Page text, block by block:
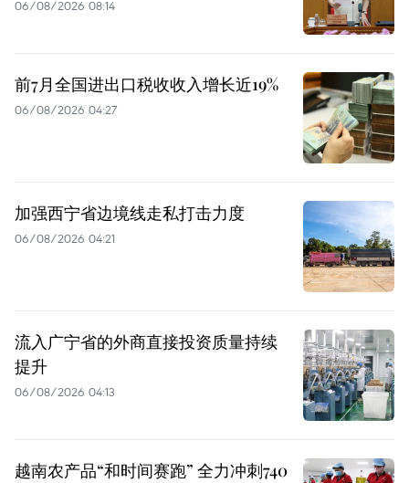
06/08/2026 08:14
前7月全国进出口税收收入增长近19%
06/08/2026 04:27
加强西宁省边境线走私打击力度
06/08/2026 04:21
流入广宁省的外商直接投资质量持续
提升
06/08/2026 04:13
越南农产品“和时间赛跑” 全力冲刺740